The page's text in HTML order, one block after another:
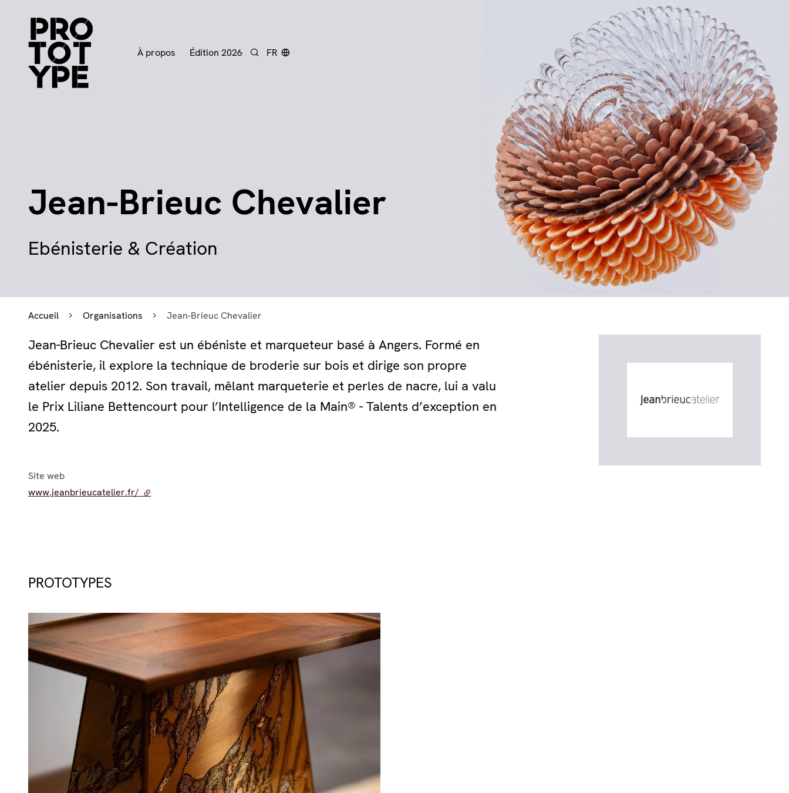
À propos Édition 2026 Rechercher
FR
Jean-Brieuc Chevalier
Ebénisterie & Création
Accueil Organisations Jean-Brieuc Chevalier
Jean-Brieuc Chevalier est un ébéniste et marqueteur basé à Angers. Formé en
ébénisterie, il explore la technique de broderie sur bois et dirige son propre
atelier depuis 2012. Son travail, mêlant marqueterie et perles de nacre, lui a valu
le Prix Liliane Bettencourt pour l’Intelligence de la Main® - Talents d’exception en
2025.
Site web
www.jeanbrieucatelier.fr/ - lien externe
PROTOTYPES